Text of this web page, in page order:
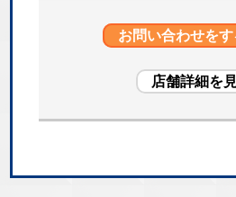
お問い合わせを
店舗詳細を